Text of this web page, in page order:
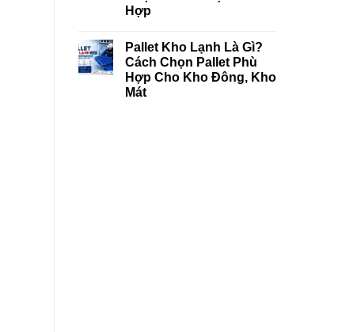
Hợp
Pallet Kho Lạnh Là Gì?
Cách Chọn Pallet Phù
Hợp Cho Kho Đông, Kho
Mát